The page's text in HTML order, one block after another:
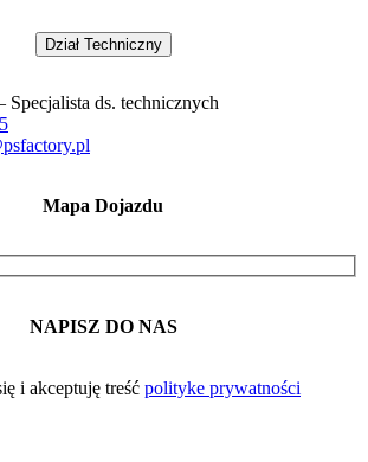
Dział Techniczny
Specjalista ds. technicznych
Mapa Dojazdu
NAPISZ DO NAS
i akceptuję treść polityke prywatności